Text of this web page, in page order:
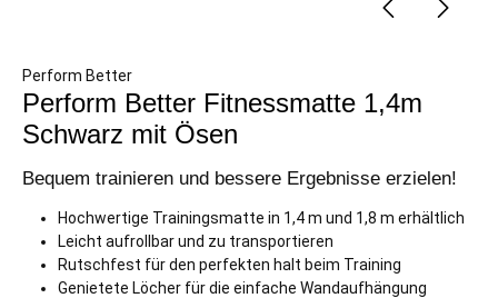
Perform Better
Perform Better Fitnessmatte 1,4m
Schwarz mit Ösen
Bequem trainieren und bessere Ergebnisse erzielen!
Hochwertige Trainingsmatte in 1,4 m und 1,8 m erhältlich
Leicht aufrollbar und zu transportieren
Rutschfest für den perfekten halt beim Training
Genietete Löcher für die einfache Wandaufhängung